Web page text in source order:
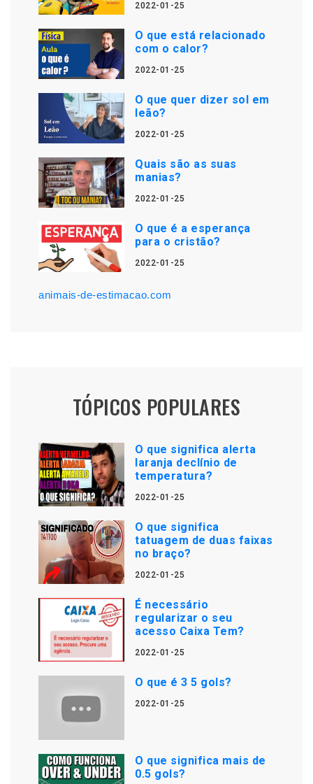
2022-01-25
O que está relacionado
com o calor?
2022-01-25
O que quer dizer sol em
leão?
2022-01-25
Quais são as suas
manias?
2022-01-25
O que é a esperança
para o cristão?
2022-01-25
animais-de-estimacao.com
TÓPICOS POPULARES
O que significa alerta
laranja declínio de
temperatura?
2022-01-25
O que significa
tatuagem de duas faixas
no braço?
2022-01-25
É necessário
regularizar o seu
acesso Caixa Tem?
2022-01-25
O que é 3 5 gols?
2022-01-25
O que significa mais de
0.5 gols?